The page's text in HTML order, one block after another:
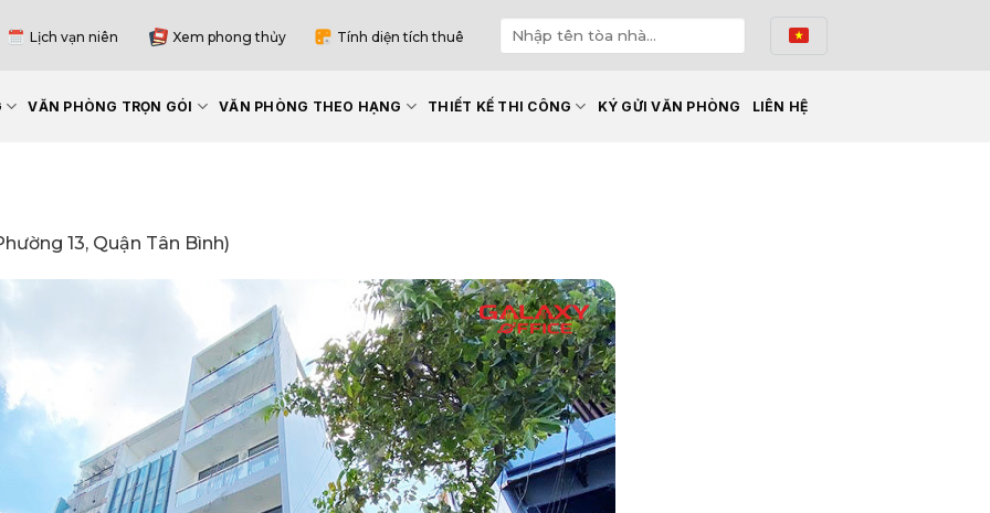
Lịch vạn niên Xem phong thủy Tính diện tích thuê
VĂN PHÒNG TRỌN GÓI VĂN PHÒNG THEO HẠNG THIẾT KẾ THI CÔNG KÝ GỬI VĂN PHÒNG LIÊN HỆ
13, Quận Tân Bình)